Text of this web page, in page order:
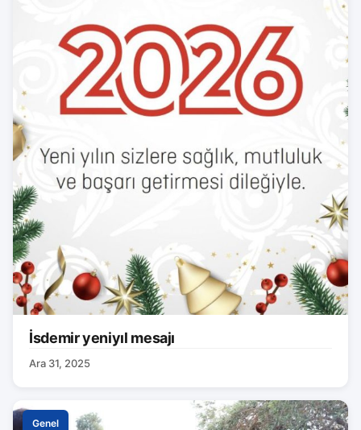
İsdemir yeniyıl mesajı
Ara 31, 2025
Genel